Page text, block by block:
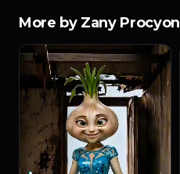
More by Zany Procyon